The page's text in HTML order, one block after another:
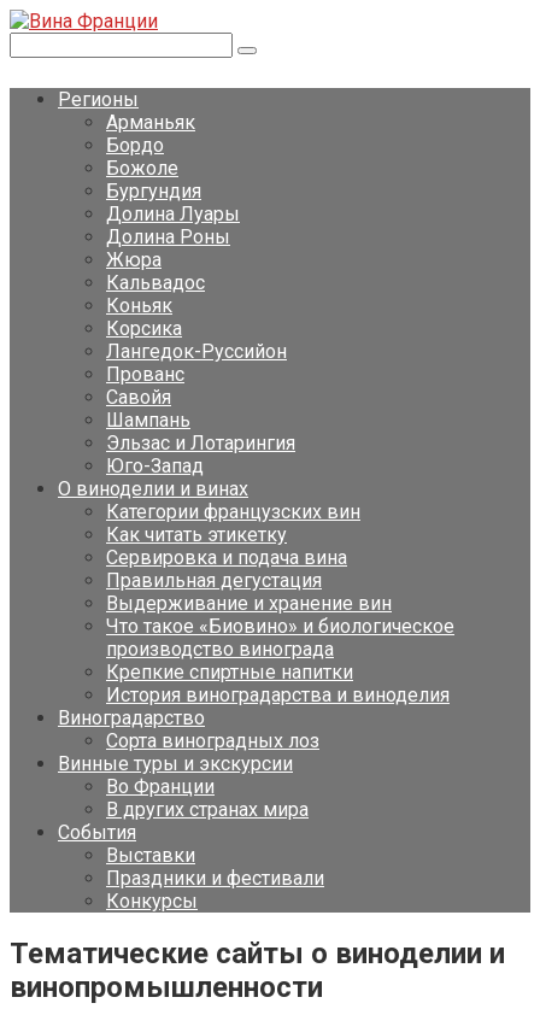
Перейти
контенту
Регионы
Арманьяк
Бордо
Божоле
Бургундия
Долина Луары
Долина Роны
Жюра
Кальвадос
Коньяк
Корсика
Лангедок-Руссийон
Прованс
Савойя
Шампань
Эльзас и Лотарингия
Юго-Запад
О виноделии и винах
Категории французских вин
Как читать этикетку
Сервировка и подача вина
Правильная дегустация
Выдерживание и хранение вин
Что такое «Биовино» и биологическое
производство винограда
Крепкие спиртные напитки
История виноградарства и виноделия
Виноградарство
Сорта виноградных лоз
Винные туры и экскурсии
Во Франции
В других странах мира
События
Выставки
Праздники и фестивали
Конкурсы
Тематические сайты о виноделии и
винопромышленности